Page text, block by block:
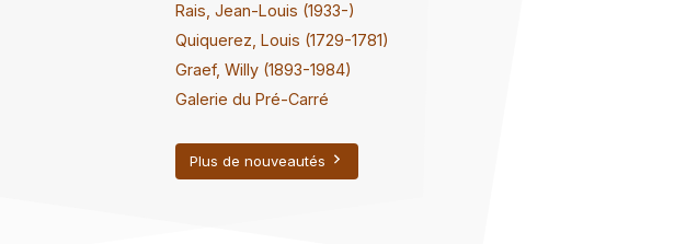
Rais, Jean-Louis (1933-)
Quiquerez, Louis (1729-1781)
Graef, Willy (1893-1984)
Galerie du Pré-Carré
Plus de nouveautés